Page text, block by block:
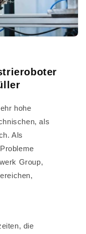
hohe
als
Als
Group,
die